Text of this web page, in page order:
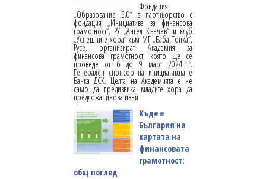
Фондация
„Образование 5.0“ в партньорство с
фондация „Инициатива за финансова
грамотност“, РУ „Ангел Кънчев“ и клуб
„Успешните хора“ към МГ „Баба Тонка“,
Русе, организират Академия за
финансова грамотност, която ще се
проведе от 6 до 9 март 2024 г.
Генерален спонсор на инициативата е
Банка ДСК. Целта на Академията е не
само да предизвика младите хора да
предложат иновативни
Къде е
България на
картата на
финансовата
грамотност:
общ поглед